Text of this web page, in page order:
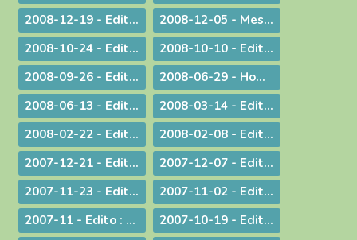
2008-12-19 - Edito : Noël ou l'humilité de Dieu
2008-12-05 - Message pour le Jubilé du Saint Curé d'Ars
2008-10-24 - Edito : Rendez à César... rendez à Dieu...
2008-10-10 - Edito : La Parole de Dieu et la marche du monde
2008-09-26 - Edito : L'Eglise en France, une nouvelle fois visitée
2008-06-29 - Homélie pour les ordinations
2008-06-13 - Edito : Dialogue interreligieux : Le sens de la liberté religieuse
2008-03-14 - Edito : Là où se trouve Dieu... là se trouve l'avenir
2008-02-22 - Edito : Le regard de la foi
2008-02-08 - Edito : Quelle unité ?
2007-12-21 - Edito : Noël : Souffler sur les braises de l'espérance !
2007-12-07 - Edito : Anne-Lorraine - Sa résistance lui a coûté la vie !
2007-11-23 - Edito : La remise des Actes : une démarche liturgique
2007-11-02 - Edito : La remise d'un livre : une démarche diocésaine
2007-11 - Edito : A propos du Téléthon 2007
2007-10-19 - Edito : Discerner